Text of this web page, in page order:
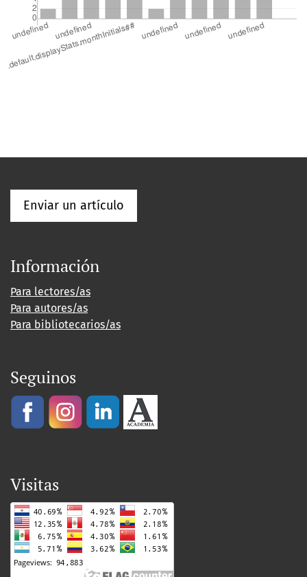
Enviar un artículo
Información
Para lectores/as
Para autores/as
Para bibliotecarios/as
Seguinos
Visitas